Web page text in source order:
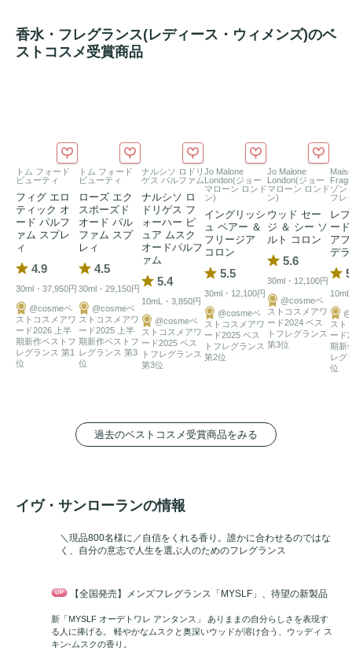
香調：ウッディムスク
【トップ】ベルガモット、クラリセージ、クリーンアコード
2026年8月7日（金）全国発売
2026年7月29日（水）公式オンラインブティック・表参道フ
ラッグシップブティック 先行発売
香水・フレグランス(レディース・ウィメンズ)のベ
ストコスメ受賞商品
トム フォード
ビューティ
フィグ エロ
ティック オ
ード パルフ
ァム スプレ
ィ
4.9
30ml・37,950円
@cosmeベ
ストコスメアワ
ード2026 上半
期新作ベストフ
レグランス 第1
位
トム フォード
ビューティ
ローズ エク
スポーズド
オード パル
ファム スプ
レィ
4.5
30ml・29,150円
@cosmeベ
ストコスメアワ
ード2025 上半
期新作ベストフ
レグランス 第3
位
ナルシソ ロドリ
ゲス パルファム
ナルシソ ロ
ドリゲス フ
ォーハー ピ
ュア ムスク
オードパルフ
ァム
5.4
10mL・3,850円
@cosmeベ
ストコスメアワ
ード2025 ベス
トフレグランス
第3位
Jo Malone
London(ジョー
マローン ロンド
ン)
イングリッシ
ュ ペアー ＆
フリージア
コロン
5.5
30ml・12,100円
@cosmeベ
ストコスメアワ
ード2025 ベス
トフレグランス
第2位
Jo Malone
London(ジョー
マローン ロンド
ン)
ウッド セー
ジ ＆ シー ソ
ルト コロン
5.6
30ml・12,100円
@cosmeベ
ストコスメアワ
ード2024 ベス
トフレグランス
第3位
ゾン
フレ
レ
ー
ア
デ
スト
ード
期新
レグ
位
過去のベストコスメ受賞商品をみる
イヴ・サンローランの情報
＼現品800名様に／自信をくれる香り。誰かに合わせるのではな
く、自分の意志で人生を選ぶ人のためのフレグランス
【全国発売】メンズフレグランス「MYSLF」、待望の新製品
新「MYSLF オーデトワレ アンタンス」 ありままの自分らしさを表現す
る人に捧げる。 軽やかなムスクと奥深いウッドが溶け合う、ウッディ ス
キン-ムスクの香り。